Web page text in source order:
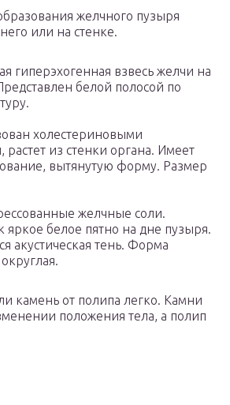
желчного пузыря
или на стенке.
гиперэхогенная взвесь желчи на
белой полосой по
холестериновыми
из стенки органа. Имеет
вытянутую форму. Размер
желчные соли.
яркое белое пятно на дне пузыря.
акустическая тень. Форма
камень от полипа легко. Камни
положения тела, а полип